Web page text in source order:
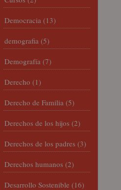
Democracia (13)
demografia (5)
Demografía (7)
Derecho (1)
Derecho de Familia (5)
Derechos de los hijos (2)
Derechos de los padres (3)
Derechos humanos (2)
Desarrollo Sostenible (16)